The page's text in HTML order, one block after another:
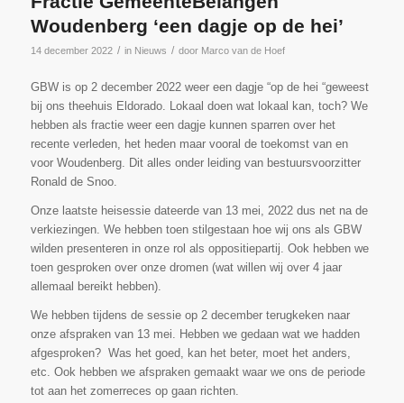
Woudenberg ‘een dagje op de hei’
14 december 2022 / in Nieuws / door Marco van de Hoef
GBW is op 2 december 2022 weer een dagje “op de hei “geweest
bij ons theehuis Eldorado. Lokaal doen wat lokaal kan, toch? We
hebben als fractie weer een dagje kunnen sparren over het
recente verleden, het heden maar vooral de toekomst van en
voor Woudenberg. Dit alles onder leiding van bestuursvoorzitter
Ronald de Snoo.
Onze laatste heisessie dateerde van 13 mei, 2022 dus net na de
verkiezingen. We hebben toen stilgestaan hoe wij ons als GBW
wilden presenteren in onze rol als oppositiepartij. Ook hebben we
toen gesproken over onze dromen (wat willen wij over 4 jaar
allemaal bereikt hebben).
We hebben tijdens de sessie op 2 december terugkeken naar
onze afspraken van 13 mei. Hebben we gedaan wat we hadden
afgesproken? Was het goed, kan het beter, moet het anders,
etc. Ook hebben we afspraken gemaakt waar we ons de periode
tot aan het zomerreces op gaan richten.